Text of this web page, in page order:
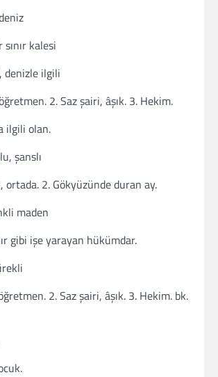
kalesi
denizle ilgili
2. Saz şairi, âşık. 3. Hekim.
ilgili olan.
şanslı
ortada. 2. Gökyüzünde duran ay.
maden
gibi işe yarayan hükümdar.
2. Saz şairi, âşık. 3. Hekim. bk.